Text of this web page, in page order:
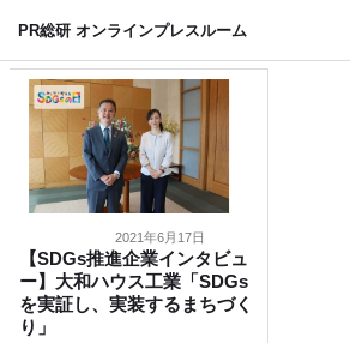
PR総研 オンラインプレスルーム
#SDGs12
2021年6月17日
【SDGs推進企業インタビュ
ー】大和ハウス工業「SDGs
を実証し、実装するまちづく
り」